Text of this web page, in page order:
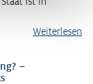
Weiterlesen
–